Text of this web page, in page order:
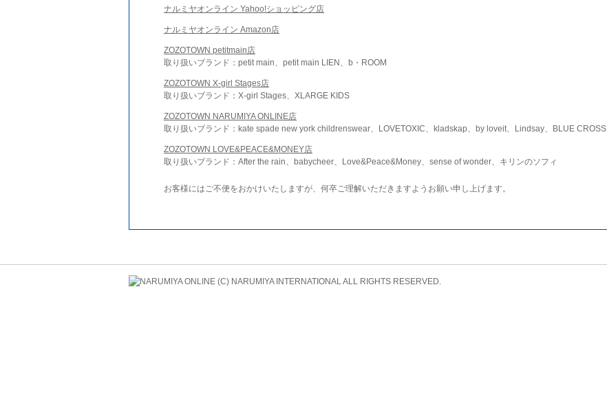
ナルミヤオンライン Yahoo!ショッピング店
ナルミヤオンライン Amazon店
ZOZOTOWN petitmain店
取り扱いブランド：petit main、petit main LIEN、b・ROOM
ZOZOTOWN X-girl Stages店
取り扱いブランド：X-girl Stages、XLARGE KIDS
ZOZOTOWN NARUMIYA ONLINE店
取り扱いブランド：kate spade new york childrenswear、LOVETOXIC、kladskap、by loveit、Lindsay、BLUE CROSS
ZOZOTOWN LOVE&PEACE&MONEY店
取り扱いブランド：After the rain、babycheer、Love&Peace&Money、sense of wonder、キリンのソフィ
お客様にはご不便をおかけいたしますが、何卒ご理解いただきますようお願い申し上げます。